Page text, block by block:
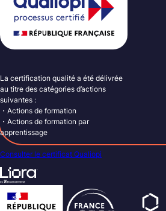
La certification qualité a été délivrée
au titre des catégories d’actions
suivantes :
・Actions de formation
・Actions de formation par
apprentissage
Consulter le certificat Qualiopi